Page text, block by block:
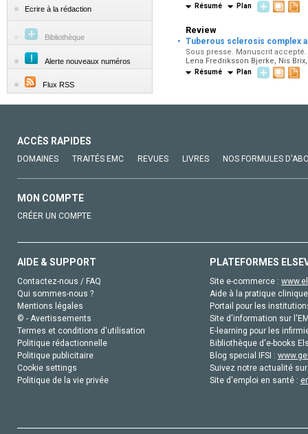
Ecrire à la rédaction
Bibliothèque
Alerte nouveaux numéros
Flux RSS
Résumé Plan
Review
· Tuberous sclerosis complex
Sous presse. Manuscrit
Lena Fredriksson Bjerke, Nis
Résumé Plan
ACCÈS RAPIDES
DOMAINES TRAITÉS EMC REVUES LIVRES NOS FORMULES
MON COMPTE
CRÉER UN COMPTE
AIDE & SUPPORT
Contactez-nous / FAQ
Qui sommes-nous ?
Mentions légales
© - Avertissements
Termes et conditions d'utilisation
Politique rédactionnelle
Politique publicitaire
Cookie settings
Politique de la vie privée
PLATEFORMES
Site e-commerce :
Aide à la pratique
Portail pour les
Site d'information sur
E-learning pour les
Bibliothèque d'e-books
Blog special IFSI :
Suivez notre actualité
Site d'emploi en santé :